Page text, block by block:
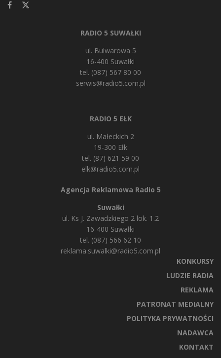
RADIO 5 SUWAŁKI
ul. Bulwarowa 5
16-400 Suwałki
tel. (087) 567 80 00
serwis@radio5.com.pl
RADIO 5 EŁK
ul. Małeckich 2
19-300 Ełk
tel. (87) 621 59 00
elk@radio5.com.pl
Agencja Reklamowa Radio 5
Suwałki
ul. Ks J. Zawadzkiego 2 lok. 1.2
16-400 Suwałki
tel. (087) 566 62 10
reklama.suwalki@radio5.com.pl
KONKURSY
LUDZIE RADIA
REKLAMA
PATRONAT MEDIALNY
POLITYKA PRYWATNOŚCI
NADAWCA
KONTAKT